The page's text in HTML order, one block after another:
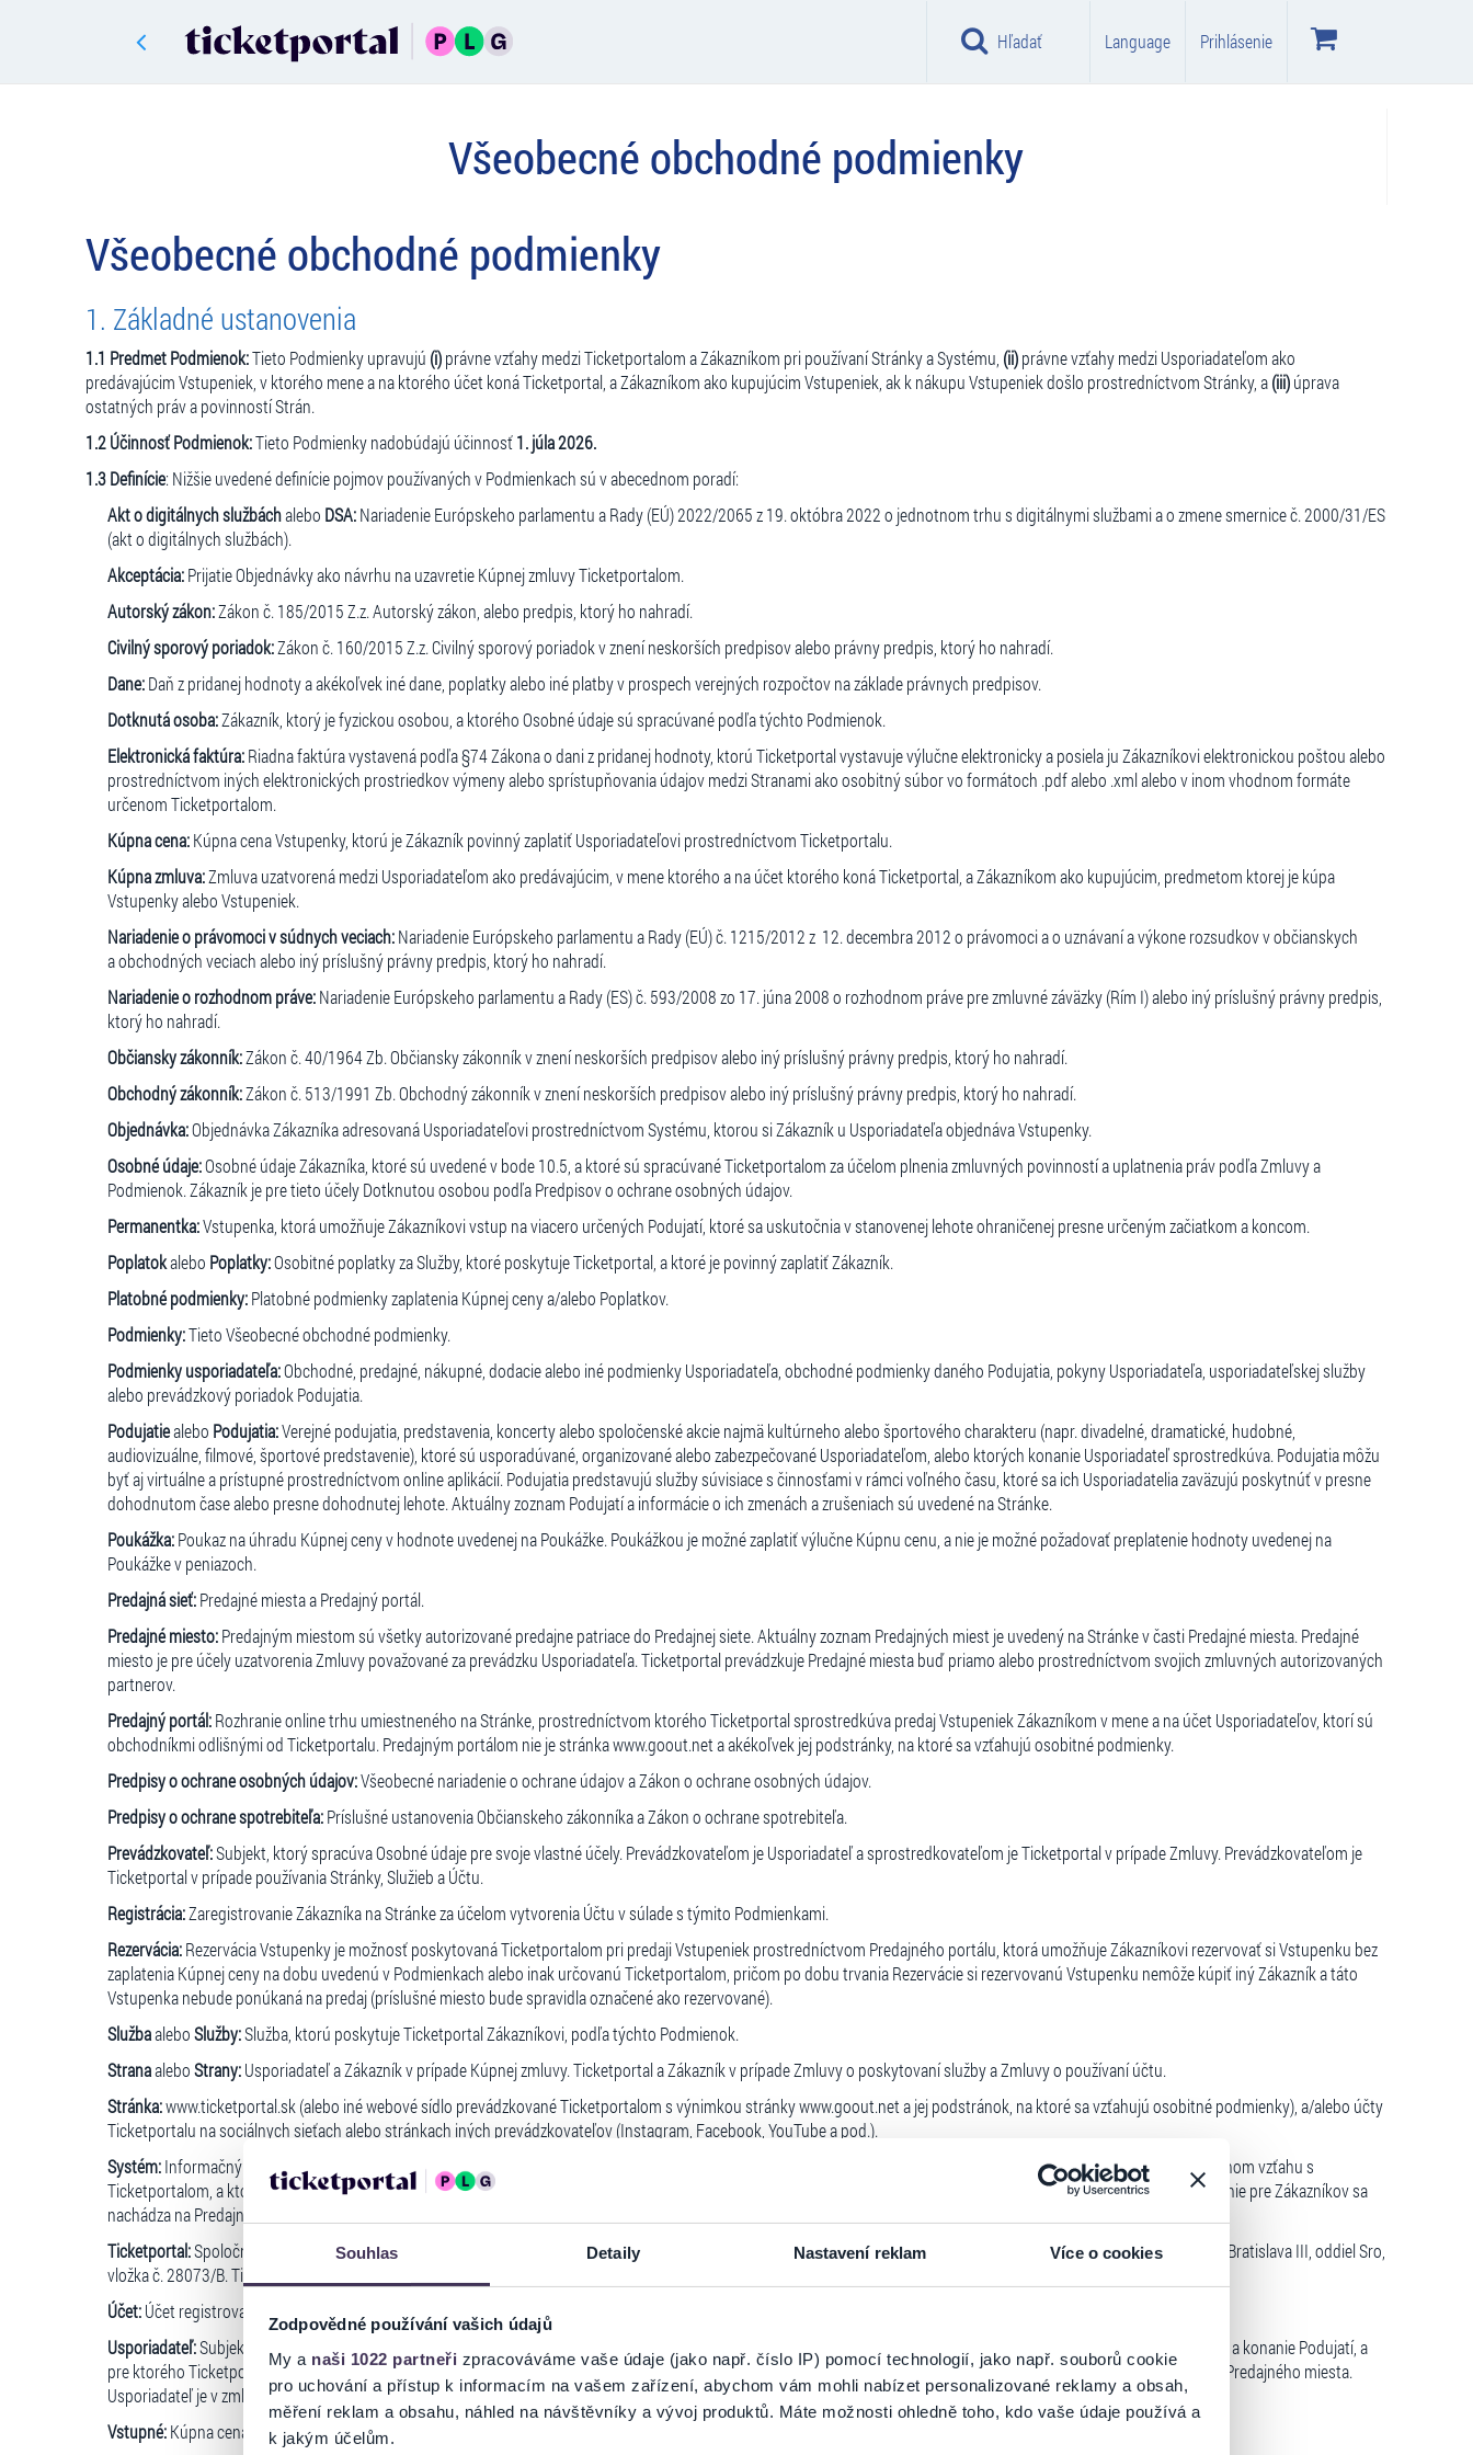
Souhlas Detaily Nastavení reklam Více o cookies
Zodpovědné používání vašich údajů
My a naši 1022 partneři zpracováváme vaše údaje (jako např. číslo IP) pomocí technologií, jako např. souborů cookie
pro uchování a přístup k informacím na vašem zařízení, abychom vám mohli nabízet personalizované reklamy a obsah,
měření reklam a obsahu, náhled na návštěvníky a vývoj produktů. Máte možnosti ohledně toho, kdo vaše údaje používá a
k jakým účelům.
Hľadať Language Prihlásenie
Všeobecné obchodné podmienky
Všeobecné obchodné podmienky
1. Základné ustanovenia
1.1 Predmet Podmienok:Tieto Podmienky upravujú (i)právne vzťahy medzi Ticketportalom a Zákazníkom pri používaní Stránky a Systému, (ii)právne vzťahy medzi Usporiadateľom ako
predávajúcim Vstupeniek, v ktorého mene a na ktorého účet koná Ticketportal, a Zákazníkom ako kupujúcim Vstupeniek, ak k nákupu Vstupeniek došlo prostredníctvom Stránky, a(iii)úprava
ostatných práv a povinností Strán.
1.2 Účinnosť Podmienok:Tieto Podmienky nadobúdajú účinnosť1. júla 2026.
1.3 Definície: Nižšie uvedené definície pojmov používaných v Podmienkach sú v abecednom poradí:
Akt o digitálnych službáchalebo DSA:Nariadenie Európskeho parlamentu a Rady (EÚ) 2022/2065 z 19. októbra 2022 o jednotnom trhu s digitálnymi službami a o zmene smernice č. 2000/31/ES
(akt o digitálnych službách).
Akceptácia:Prijatie Objednávky ako návrhu na uzavretie Kúpnej zmluvy Ticketportalom.
Autorský zákon:Zákon č. 185/2015 Z.z. Autorský zákon, alebo predpis, ktorý ho nahradí.
Civilný sporový poriadok:Zákon č. 160/2015 Z.z. Civilný sporový poriadok v znení neskorších predpisov alebo právny predpis, ktorý ho nahradí.
Dane:Daň z pridanej hodnoty a akékoľvek iné dane, poplatky alebo iné platby v prospech verejných rozpočtov na základe právnych predpisov.
Dotknutá osoba:Zákazník, ktorý je fyzickou osobou, a ktorého Osobné údaje sú spracúvané podľa týchto Podmienok.
Elektronická faktúra:Riadna faktúra vystavená podľa §74 Zákona o dani z pridanej hodnoty, ktorú Ticketportal vystavuje výlučne elektronicky a posiela ju Zákazníkovi elektronickou poštou alebo
prostredníctvom iných elektronických prostriedkov výmeny alebo sprístupňovania údajov medzi Stranami ako osobitný súbor vo formátoch .pdf alebo .xml alebo v inom vhodnom formáte
určenom Ticketportalom.
Kúpna cena:Kúpna cena Vstupenky, ktorú je Zákazník povinný zaplatiť Usporiadateľovi prostredníctvom Ticketportalu.
Kúpna zmluva:Zmluva uzatvorená medzi Usporiadateľom ako predávajúcim, v mene ktorého a na účet ktorého koná Ticketportal, a Zákazníkom ako kupujúcim, predmetom ktorej je kúpa
Vstupenky alebo Vstupeniek.
Nariadenie o právomoci v súdnych veciach:Nariadenie Európskeho parlamentu a Rady (EÚ) č. 1215/2012 z 12. decembra 2012 o právomoci a o uznávaní a výkone rozsudkov v občianskych
a obchodných veciach alebo iný príslušný právny predpis, ktorý ho nahradí.
Nariadenie o rozhodnom práve:Nariadenie Európskeho parlamentu a Rady (ES) č. 593/2008 zo 17. júna 2008 o rozhodnom práve pre zmluvné záväzky (Rím I) alebo iný príslušný právny predpis,
ktorý ho nahradí.
Občiansky zákonník:Zákon č. 40/1964 Zb. Občiansky zákonník v znení neskorších predpisov alebo iný príslušný právny predpis, ktorý ho nahradí.
Obchodný zákonník:Zákon č. 513/1991 Zb. Obchodný zákonník v znení neskorších predpisov alebo iný príslušný právny predpis, ktorý ho nahradí.
Objednávka:Objednávka Zákazníka adresovaná Usporiadateľovi prostredníctvom Systému, ktorou si Zákazník u Usporiadateľa objednáva Vstupenky.
Osobné údaje:Osobné údaje Zákazníka, ktoré sú uvedené v bode 10.5, a ktoré sú spracúvané Ticketportalom za účelom plnenia zmluvných povinností a uplatnenia práv podľa Zmluvy a
Podmienok. Zákazník je pre tieto účely Dotknutou osobou podľa Predpisov o ochrane osobných údajov.
Permanentka:Vstupenka, ktorá umožňuje Zákazníkovi vstup na viacero určených Podujatí, ktoré sa uskutočnia v stanovenej lehote ohraničenej presne určeným začiatkom a koncom.
Poplatokalebo Poplatky:Osobitné poplatky za Služby, ktoré poskytuje Ticketportal, a ktoré je povinný zaplatiť Zákazník.
Platobné podmienky:Platobné podmienky zaplatenia Kúpnej ceny a/alebo Poplatkov.
Podmienky:Tieto Všeobecné obchodné podmienky.
Podmienky usporiadateľa:Obchodné, predajné, nákupné, dodacie alebo iné podmienky Usporiadateľa, obchodné podmienky daného Podujatia, pokyny Usporiadateľa, usporiadateľskej služby
alebo prevádzkový poriadok Podujatia.
Podujatiealebo Podujatia:Verejné podujatia, predstavenia, koncerty alebo spoločenské akcie najmä kultúrneho alebo športového charakteru (napr. divadelné, dramatické, hudobné,
audiovizuálne, filmové, športové predstavenie), ktoré sú usporadúvané, organizované alebo zabezpečované Usporiadateľom, alebo ktorých konanie Usporiadateľ sprostredkúva. Podujatia môžu
byť aj virtuálne a prístupné prostredníctvom online aplikácií. Podujatia predstavujú služby súvisiace s činnosťami v rámci voľného času, ktoré sa ich Usporiadatelia zaväzujú poskytnúť v presne
dohodnutom čase alebo presne dohodnutej lehote. Aktuálny zoznam Podujatí a informácie o ich zmenách a zrušeniach sú uvedené na Stránke.
Poukážka:Poukaz na úhradu Kúpnej ceny v hodnote uvedenej na Poukážke. Poukážkou je možné zaplatiť výlučne Kúpnu cenu, a nie je možné požadovať preplatenie hodnoty uvedenej na
Poukážke v peniazoch.
Predajná sieť:Predajné miesta a Predajný portál.
Predajné miesto:Predajným miestom sú všetky autorizované predajne patriace do Predajnej siete. Aktuálny zoznam Predajných miest je uvedený na Stránke v časti Predajné miesta. Predajné
miesto je pre účely uzatvorenia Zmluvy považované za prevádzku Usporiadateľa. Ticketportal prevádzkuje Predajné miesta buď priamo alebo prostredníctvom svojich zmluvných autorizovaných
partnerov.
Predajný portál:Rozhranie online trhu umiestneného na Stránke, prostredníctvom ktorého Ticketportal sprostredkúva predaj Vstupeniek Zákazníkom v mene a na účet Usporiadateľov, ktorí sú
obchodníkmi odlišnými od Ticketportalu. Predajným portálom nie je stránka www.goout.net a akékoľvek jej podstránky, na ktoré sa vzťahujú osobitné podmienky.
Predpisy o ochrane osobných údajov:Všeobecné nariadenie o ochrane údajov a Zákon o ochrane osobných údajov.
Predpisy o ochrane spotrebiteľa:Príslušné ustanovenia Občianskeho zákonníka a Zákon o ochrane spotrebiteľa.
Prevádzkovateľ:Subjekt, ktorý spracúva Osobné údaje pre svoje vlastné účely. Prevádzkovateľom je Usporiadateľ a sprostredkovateľom je Ticketportal v prípade Zmluvy. Prevádzkovateľom je
Ticketportal v prípade používania Stránky, Služieb a Účtu.
Registrácia:Zaregistrovanie Zákazníka na Stránke za účelom vytvorenia Účtu v súlade s týmito Podmienkami.
Rezervácia:Rezervácia Vstupenky je možnosť poskytovaná Ticketportalom pri predaji Vstupeniek prostredníctvom Predajného portálu, ktorá umožňuje Zákazníkovi rezervovať si Vstupenku bez
zaplatenia Kúpnej ceny na dobu uvedenú v Podmienkach alebo inak určovanú Ticketportalom, pričom po dobu trvania Rezervácie si rezervovanú Vstupenku nemôže kúpiť iný Zákazník a táto
Vstupenka nebude ponúkaná na predaj (príslušné miesto bude spravidla označené ako rezervované).
SlužbaaleboSlužby:Služba, ktorú poskytuje Ticketportal Zákazníkovi, podľa týchto Podmienok.
StranaaleboStrany:Usporiadateľ a Zákazník v prípade Kúpnej zmluvy. Ticketportal a Zákazník v prípade Zmluvy o poskytovaní služby a Zmluvy o používaní účtu.
Stránka:www.ticketportal.sk (alebo iné webové sídlo prevádzkované Ticketportalom s výnimkou stránky www.goout.net a jej podstránok, na ktoré sa vzťahujú osobitné podmienky), a/alebo účty
Ticketportalu na sociálnych sieťach alebo stránkach iných prevádzkovateľov (Instagram, Facebook, YouTube a pod.).
Systém:Informačný a rezervačný systém (IRS), ktorý má charakter počítačového programu prevádzkovaného Ticketportalom, alebo iným subjektom v zmluvnom alebo inom vzťahu s
Ticketportalom, a ktorý slúži a je určený na distribúciu, rezerváciu a predaj Vstupeniek, a na iné činnosti, ktoré súvisia s organizáciou Podujatí, a ktorého prístupové rozhranie pre Zákazníkov sa
nachádza na Predajnom portáli.
Ticketportal:Spoločnosť Ticketportal SK, s.r.o., so sídlom Kalinčiakova 33, 831 04 Bratislava, Slovensko, IČO 35 850 698, zapísaná v obchodnom registri Mestského súdu Bratislava III, oddiel Sro,
vložka č. 28073/B. Ticketportal je prevádzkovateľom Predajného portálu (online trhu).
Účet:Účet registrovaného Zákazníka na Stránke.
Usporiadateľ:Subjekt, ktorý usporadúva, organizuje alebo zabezpečuje organizáciu Podujatia, a/alebo sprostredkúva konanie Podujatia, a/alebo zodpovedá za organizáciu a konanie Podujatí, a
pre ktorého Ticketportal zabezpečuje predaj Vstupeniek. Usporiadateľ je obchodníkom, ktorý predáva Vstupenky prostredníctvom Predajného portálu (online trhu) alebo Predajného miesta.
Usporiadateľ je v zmluvnom vzťahu s Ticketportalom, na základe ktorého Ticketportal umožňuje Usporiadateľovi predaj Vstupeniek prostredníctvom Predajnej siete.
Vstupné:Kúpna cena vstupenky, ktorú Zákazník zaplatil Usporiadateľovi prostredníctvom Ticketportalu.